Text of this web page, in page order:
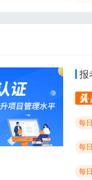
报
每
每
每